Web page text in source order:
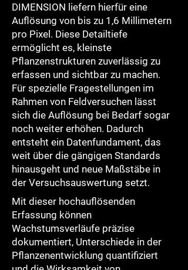
DIMENSION liefern hierfür eine
Auflösung von bis zu 1,6 Millimetern
pro Pixel. Diese Detailtiefe
ermöglicht es, kleinste
Pflanzenstrukturen zuverlässig zu
erfassen und sichtbar zu machen.
Für spezielle Fragestellungen im
Rahmen von Feldversuchen lässt
sich die Auflösung bei Bedarf sogar
noch weiter erhöhen. Dadurch
entsteht ein Datenfundament, das
weit über die gängigen Standards
hinausgeht und neue Maßstäbe in
der Versuchsauswertung setzt.​
Mit dieser hochauflösenden
Erfassung können
Wachstumsverläufe präzise
dokumentiert, Unterschiede in der
Pflanzenentwicklung quantifiziert